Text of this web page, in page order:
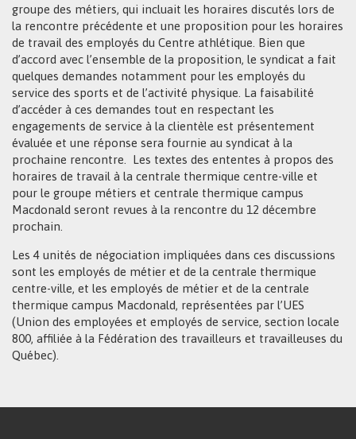
groupe des métiers, qui incluait les horaires discutés lors de
la rencontre précédente et une proposition pour les horaires
de travail des employés du Centre athlétique. Bien que
d’accord avec l’ensemble de la proposition, le syndicat a fait
quelques demandes notamment pour les employés du
service des sports et de l’activité physique. La faisabilité
d’accéder à ces demandes tout en respectant les
engagements de service à la clientèle est présentement
évaluée et une réponse sera fournie au syndicat à la
prochaine rencontre. Les textes des ententes à propos des
horaires de travail à la centrale thermique centre-ville et
pour le groupe métiers et centrale thermique campus
Macdonald seront revues à la rencontre du 12 décembre
prochain.
Les 4 unités de négociation impliquées dans ces discussions
sont les employés de métier et de la centrale thermique
centre-ville, et les employés de métier et de la centrale
thermique campus Macdonald, représentées par l’UES
(Union des employées et employés de service, section locale
800, affiliée à la Fédération des travailleurs et travailleuses du
Québec).